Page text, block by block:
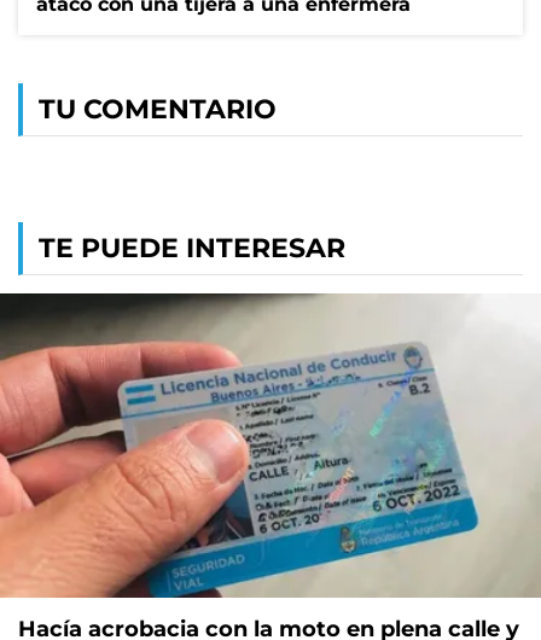
TU COMENTARIO
TE PUEDE INTERESAR
Hacía acrobacia con la moto en plena calle y